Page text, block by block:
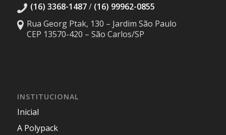
(16) 3368-1487/ (16) 99962-0855
Rua Georg Ptak, 130 – Jardim São Paulo
CEP 13570-420 – São Carlos/SP
INSTITUCIONAL
Inicial
A Polypack